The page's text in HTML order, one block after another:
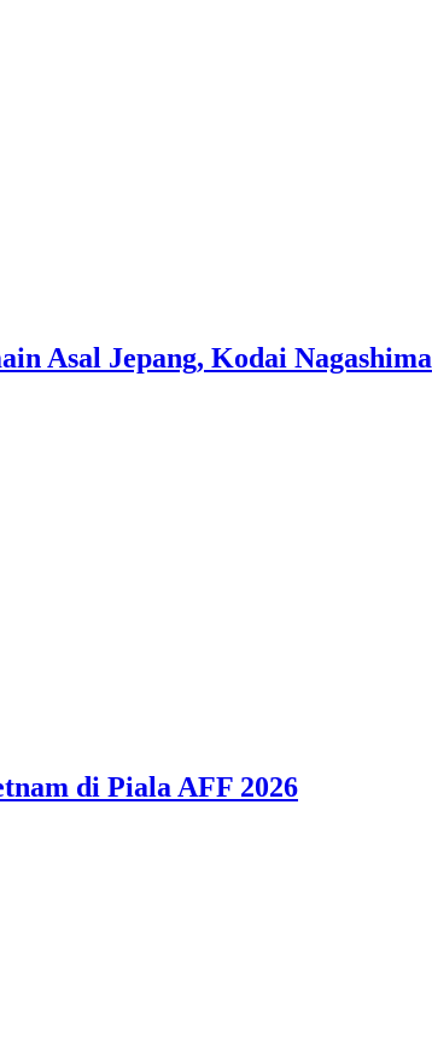
Asal Jepang, Kodai Nagashima
di Piala AFF 2026